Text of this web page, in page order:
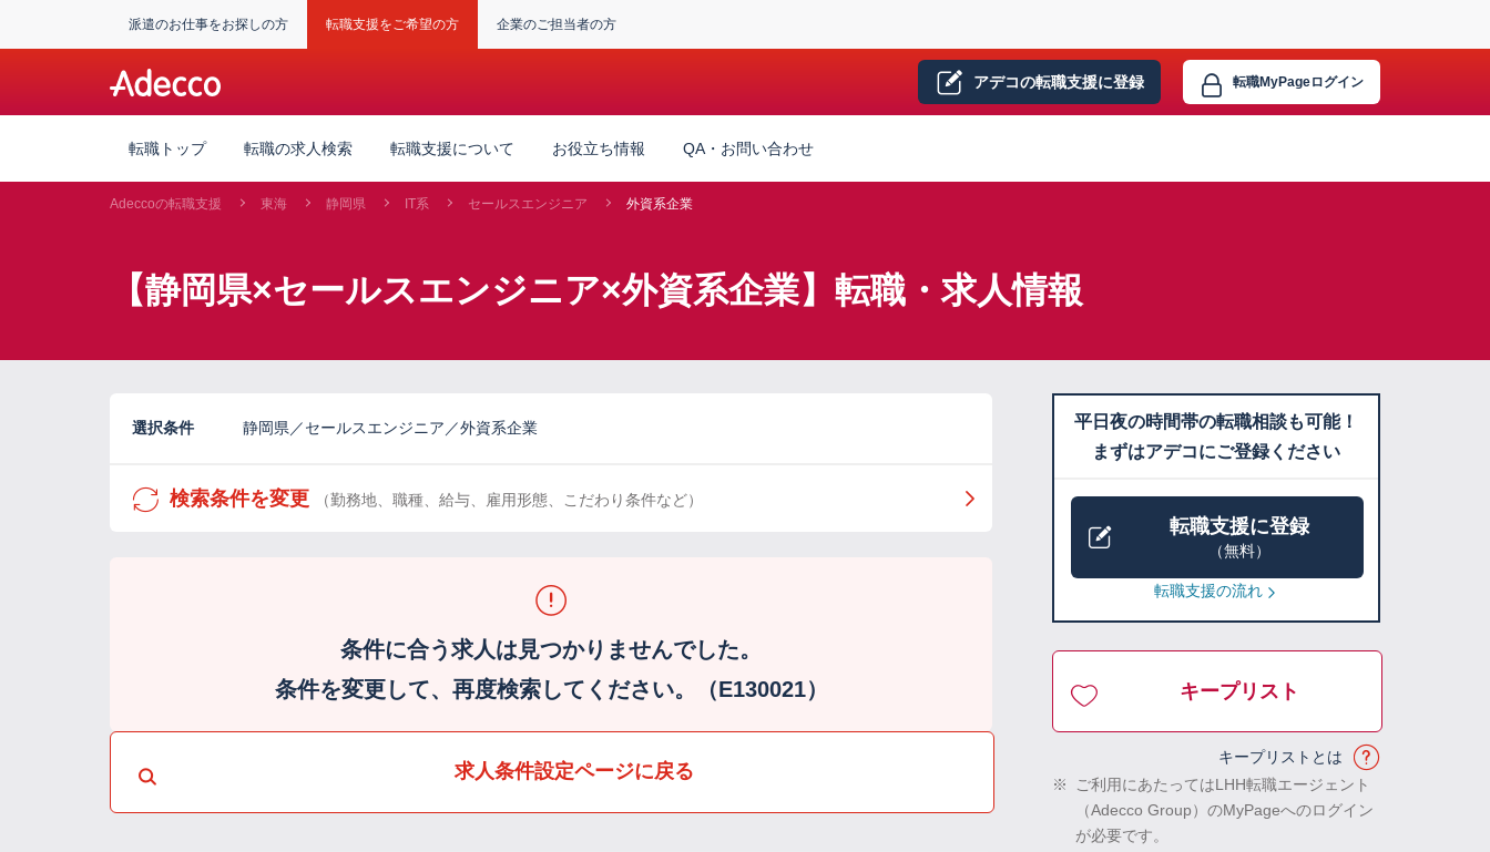
派遣のお仕事をお探しの方 転職支援をご希望の方 企業のご担当者の方
アデコの転職支援に登録 転職MyPageログイン
転職トップ 転職の求人検索 転職支援について お役立ち情報 QA・お問い合わせ
Adeccoの転職支援 東海 静岡県 IT系 セールスエンジニア 外資系企業
【静岡県×セールスエンジニア×外資系企業】転職・求人情報
選択条件 静岡県／セールスエンジニア／外資系企業
検索条件を変更 （勤務地、職種、給与、雇用形態、こだわり条件など）
条件に合う求人は見つかりませんでした。
条件を変更して、再度検索してください。（E130021）
求人条件設定ページに戻る
平日夜の時間帯の転職相談も可能！
まずはアデコにご登録ください
転職支援に登録
（無料）
転職支援の流れ
キープリスト
キープリストとは
※
ご利用にあたってはLHH転職エージェント
（Adecco Group）のMyPageへのログイン
が必要です。